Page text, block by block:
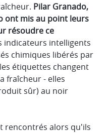
Pilar Granado,
ont mis au point leurs
résoudre ce
indicateurs intelligents
chimiques libérés par
étiquettes changent
fraîcheur - elles
sûr) au noir
rencontrés alors qu'ils